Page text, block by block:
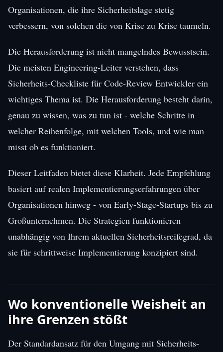
Organisationen, die ihre Sicherheitslage stetig
verbessern, von solchen die von Krise zu Krise taumeln.
Die Herausforderung ist nicht mangelndes Bewusstsein.
Die meisten Engineering-Leiter verstehen, dass
Sicherheits-Checkliste für Code-Review Entwickler ein
wichtiges Thema ist. Die Herausforderung besteht darin,
genau zu wissen, was zu tun ist - welche Schritte in
welcher Reihenfolge, mit welchen Tools, und wie man
misst ob es funktioniert.
Dieser Leitfaden bietet diese Klarheit. Jede Empfehlung
basiert auf realen Implementierungserfahrungen über
Organisationen hinweg - von Early-Stage-Startups bis zu
Großunternehmen. Die Strategien funktionieren
unabhängig von Ihrem aktuellen Sicherheitsreifegrad, da
sie für schrittweise Implementierung konzipiert sind.
Wo konventionelle Weisheit an
ihre Grenzen stößt
Der Standardansatz für den Umgang mit Sicherheits-